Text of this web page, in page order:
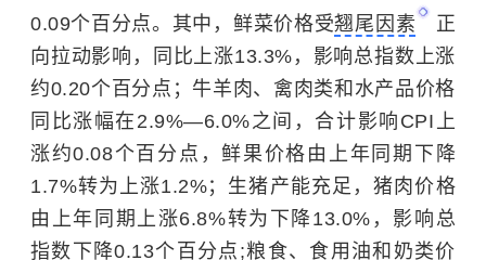
0.09个百分点。其中，鲜菜价格受翘尾因素
正
向拉动影响，同比上涨13.3%，影响总指数上涨
约0.20个百分点；牛羊肉、禽肉类和水产品价格
同比涨幅在2.9%—6.0%之间，合计影响CPI上
涨约0.08个百分点，鲜果价格由上年同期下降
1.7%转为上涨1.2%；生猪产能充足，猪肉价格
由上年同期上涨6.8%转为下降13.0%，影响总
指数下降0.13个百分点;粮食、食用油和奶类价